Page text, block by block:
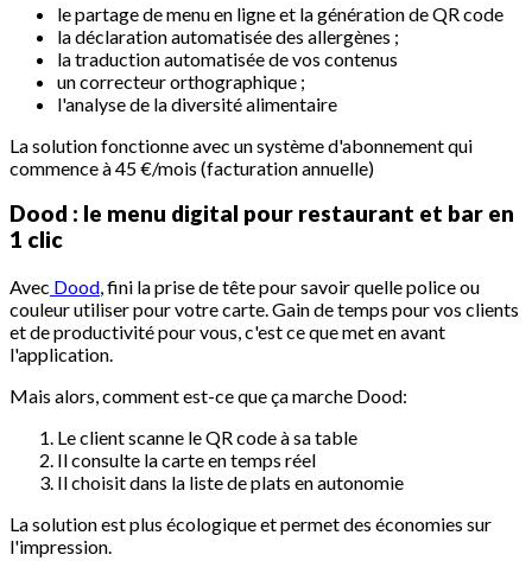
le partage de menu en ligne et la génération de QR code
la déclaration automatisée des allergènes ;
la traduction automatisée de vos contenus
un correcteur orthographique ;
l'analyse de la diversité alimentaire
La solution fonctionne avec un système d'abonnement qui
commence à 45 €/mois (facturation annuelle)
Dood : le menu digital pour restaurant et bar en
1 clic
Avec Dood, fini la prise de tête pour savoir quelle police ou
couleur utiliser pour votre carte. Gain de temps pour vos clients
et de productivité pour vous, c'est ce que met en avant
l'application.
Mais alors, comment est-ce que ça marche Dood:
Le client scanne le QR code à sa table
Il consulte la carte en temps réel
Il choisit dans la liste de plats en autonomie
La solution est plus écologique et permet des économies sur
l'impression.